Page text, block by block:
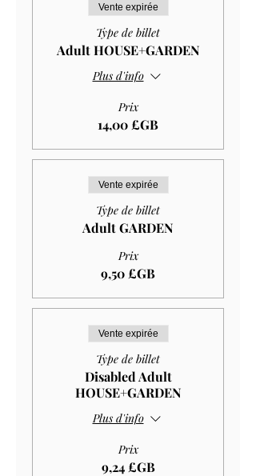
Vente expirée
Type de billet
Adult HOUSE+GARDEN
Plus d'info
Prix
14,00 £GB
Vente expirée
Type de billet
Adult GARDEN
Prix
9,50 £GB
Vente expirée
Type de billet
Disabled Adult
HOUSE+GARDEN
Plus d'info
Prix
9,24 £GB